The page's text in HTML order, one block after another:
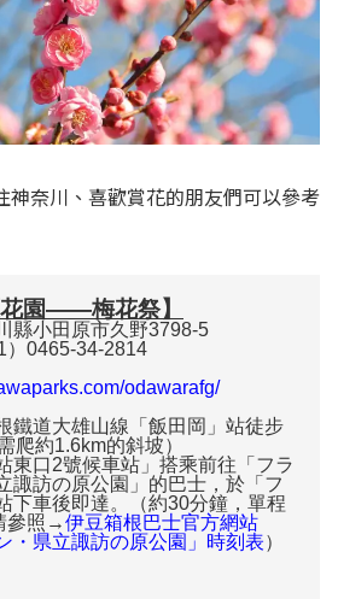
神奈川、喜歡賞花的朋友們可以參考
園——梅花祭】
小田原市久野3798-5
0465-34-2814
odawarafg/
鐵道大雄山線「飯田岡」站徒步
爬約1.6km的斜坡）
東口2號候車站」搭乘前往「フラ
諏訪の原公園」的巴士，於「フ
下車後即達。（約30分鐘，單程
參照→伊豆箱根巴士官方網站
・県立諏訪の原公園」時刻表）